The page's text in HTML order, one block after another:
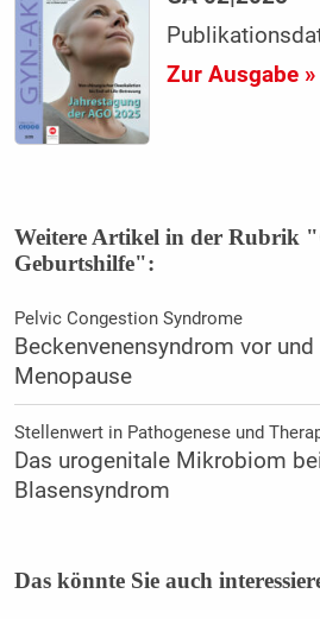
Zur Ausgabe »
Weitere Artikel in der Rubrik
Geburtshilfe":
Pelvic Congestion Syndrome
Beckenvenensyndrom vor
Menopause
Stellenwert in Pathogenese und
Das urogenitale Mikrobiom
Blasensyndrom
Das könnte Sie auch